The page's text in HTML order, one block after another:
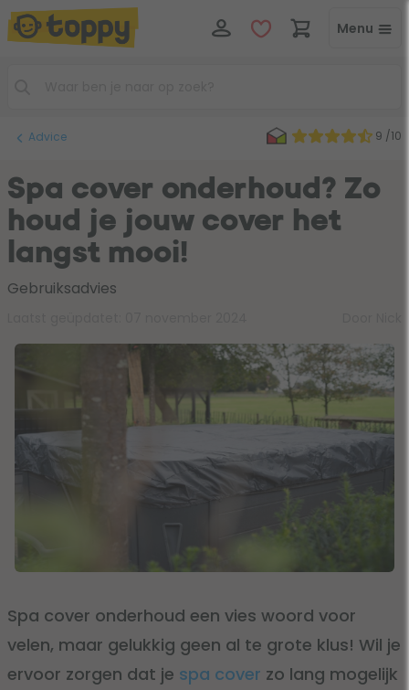
Menu
Advice 9 /10
Spa cover onderhoud? Zo
houd je jouw cover het
langst mooi!
Gebruiksadvies
Spa cover onderhoud een vies woord voor
velen, maar gelukkig geen al te grote klus! Wil je
ervoor zorgen dat je spa cover zo lang mogelijk